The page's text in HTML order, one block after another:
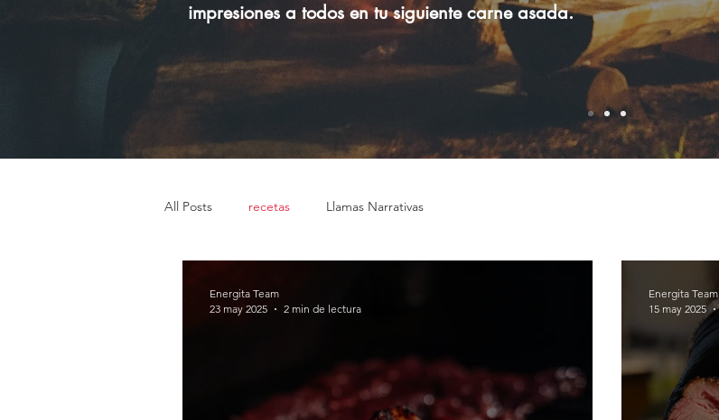
impresiones a todos en tu siguiente carne asada.
All Posts recetas Llamas Narrativas
Energita Team
23 may 2025
2 min de lectura
Energita Team
15 may 2025